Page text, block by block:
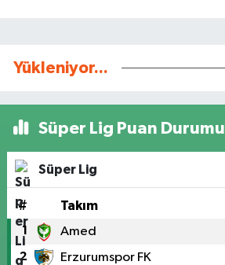
Yükleniyor...
Süper Lig Puan Durumu
Süper Lig
# Takım
1 Amed
2 Erzurumspor FK